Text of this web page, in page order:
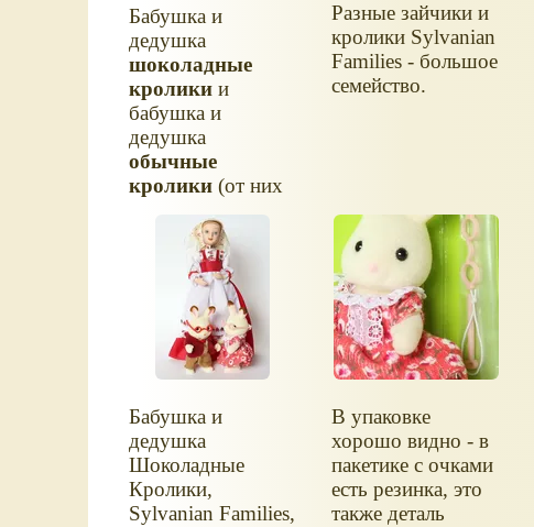
Бабушка и
дедушка
шоколадные
кроликии
бабушка и
дедушка
обычные
кролики(от них
у нас очков не
сохранилось),
Sylvanian Families.
Разные зайчики и
кролики Sylvanian
Families - большое
семейство.
Бабушка и
дедушка
Шоколадные
Кролики,
Sylvanian Families,
В упаковке
хорошо видно - в
пакетике с очками
есть резинка, это
также деталь